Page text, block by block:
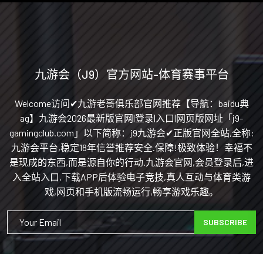
九游会（J9）官方网站-体育赛事平台
Welcome访问✔九游老哥俱乐部官网推荐【导航：baidu典
ag】九游会2026最新版官网|登录|入口|网页版网址「j9-
gamingclub.com」以下简称：j9九游会✔正版官网全站,全称:
九游会平台,稳定18年信誉推荐安全.保障!极致体验！幸福不
是现成的东西,而是源自你的行动.九游会官网,会员登录后,进
入全站入口,下载APP后体验电子竞技,真人互动与体育类游
戏,网页和手机版流畅运行,畅享游戏乐趣。
SUBSCRIBE